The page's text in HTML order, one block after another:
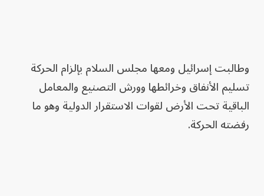
وطالبت إسرائيل ومعها مجلس السلام بإلزام الحركة
تسليم الأنفاق وخرائطها وورش التصنيع والمعامل
الباقية تحت الأرض لقوات الاستقرار الدولية وهو ما
رفضته الحركة.